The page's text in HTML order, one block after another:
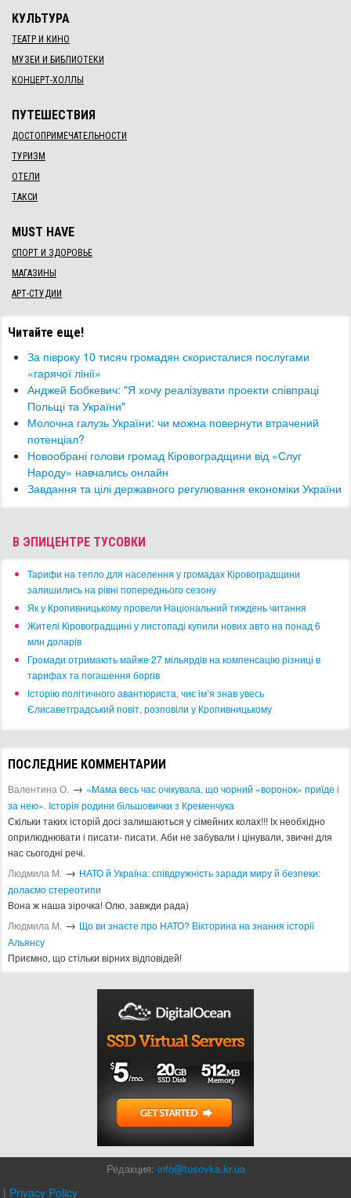
КУЛЬТУРА
ТЕАТР И КИНО
МУЗЕИ И БИБЛИОТЕКИ
КОНЦЕРТ-ХОЛЛЫ
ПУТЕШЕСТВИЯ
ДОСТОПРИМЕЧАТЕЛЬНОСТИ
ТУРИЗМ
ОТЕЛИ
ТАКСИ
MUST HAVE
СПОРТ И ЗДОРОВЬЕ
МАГАЗИНЫ
АРТ-СТУДИИ
Читайте еще!
За півроку 10 тисяч громадян скористалися послугами
«гарячої лінії»
Анджей Бобкевич: "Я хочу реалізувати проекти співпраці
Польщі та України"
Молочна галузь України: чи можна повернути втрачений
потенціал?
​Новообрані голови громад Кіровоградщини від «Слуг
Народу» навчались онлайн
Завдання та цілі державного регулювання економіки України
В ЭПИЦЕНТРЕ ТУСОВКИ
​Тарифи на тепло для населення у громадах Кіровоградщини
залишились на рівні попереднього сезону
​Як у Кропивницькому провели Національний тиждень читання
​Жителі Кіровоградщині у листопаді купили нових авто на понад 6
млн доларів
​Громади отримають майже 27 мільярдів на компенсацію різниці в
тарифах та погашення боргів
Історію політичного авантюриста, чиє ім’я знав увесь
Єлисаветградський повіт, розповіли у Кропивницькому
ПОСЛЕДНИЕ КОММЕНТАРИИ
Валентина О. → «Мама весь час очікувала, що чорний «воронок» приїде і
за нею». Історія родини більшовички з Кременчука
Скільки таких історій досі залишаються у сімейних колах!!! Іх необхідно
оприлюднювати і писати- писати. Аби не забували і цінували, звичні для
нас сьогодні речі.
Людмила М. → ​НАТО й Україна: співдружність заради миру й безпеки:
долаємо стереотипи
Вона ж наша зірочка! Олю, завжди рада)
Людмила М. → Що ви знаєте про НАТО? Вікторина на знання історії
Альянсу ​
Приємно, що стільки вірних відповідей!
Редакция: info@tusovka.kr.ua
| Privacy Policy